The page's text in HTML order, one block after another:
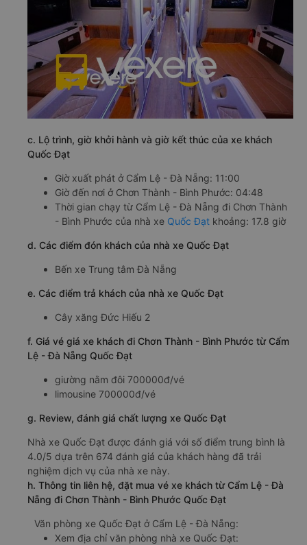
c. Lộ trình, giờ khởi hành và giờ kết thúc của xe khách
Quốc Đạt
Giờ xuất phát ở Cẩm Lệ - Đà Nẵng: 11:00
Giờ đến nơi ở Chơn Thành - Bình Phước: 04:48
Thời gian chạy từ Cẩm Lệ - Đà Nẵng đi Chơn Thành
- Bình Phước của nhà xe Quốc Đạt khoảng: 17.8 giờ
d. Các điểm đón khách của nhà xe Quốc Đạt
Bến xe Trung tâm Đà Nẵng
e. Các điểm trả khách của nhà xe Quốc Đạt
Cây xăng Đức Hiếu 2
f. Giá vé giá xe khách đi Chơn Thành - Bình Phước từ Cẩm
Lệ - Đà Nẵng Quốc Đạt
giường nằm đôi 700000đ/vé
limousine 700000đ/vé
g. Review, đánh giá chất lượng xe Quốc Đạt
Nhà xe Quốc Đạt được đánh giá với số điểm trung bình là
4.0/5 dựa trên 674 đánh giá của khách hàng đã trải
nghiệm dịch vụ của nhà xe này.
h. Thông tin liên hệ, đặt mua vé xe khách từ Cẩm Lệ - Đà
Nẵng đi Chơn Thành - Bình Phước Quốc Đạt
Văn phòng xe Quốc Đạt ở Cẩm Lệ - Đà Nẵng:
Xem địa chỉ văn phòng nhà xe Quốc Đạt: